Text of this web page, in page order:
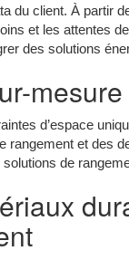
du client. À partir
et les attentes
des solutions
d’espace
rangement et des
solutions de